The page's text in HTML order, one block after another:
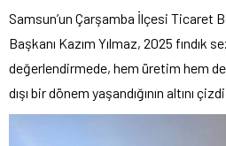
Samsun’un Çarşamba İlçesi Ticaret
Başkanı Kazım Yılmaz, 2025 fındık
değerlendirmede, hem üretim hem
dışı bir dönem yaşandığının altını çizdi.